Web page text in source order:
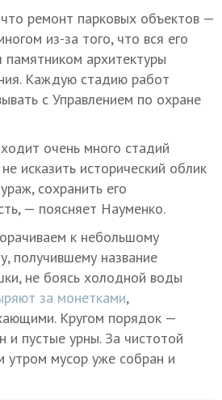
ремонт парковых объектов —
из-за того, что вся его
памятником архитектуры
Каждую стадию работ
с Управлением по охране
очень много стадий
исказить исторический облик
сохранить его
— поясняет Науменко.
к небольшому
получившему название
не боясь холодной воды
за монетками,
Кругом порядок —
и пустые урны. За чистотой
утром мусор уже собран и